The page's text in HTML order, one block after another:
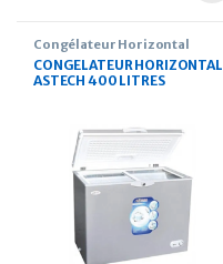
Congélateur Horizontal
CONGELATEUR HORIZONTAL
ASTECH 400 LITRES